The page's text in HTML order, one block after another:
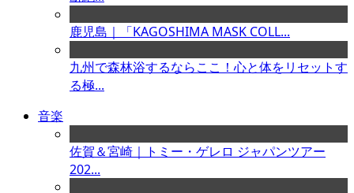
鹿児島｜「KAGOSHIMA MASK COLL...
九州で森林浴するならここ！心と体をリセットす
る極...
音楽
佐賀＆宮崎｜トミー・ゲレロ ジャパンツアー
202...